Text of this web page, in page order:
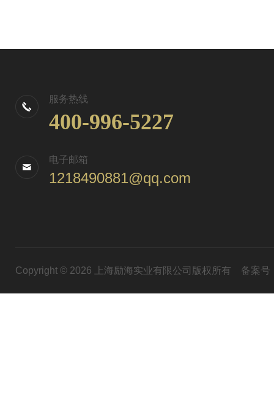
服务热线
400-996-5227
电子邮箱
1218490881@qq.com
Copyright © 2026 上海励海实业有限公司版权所有 备案号